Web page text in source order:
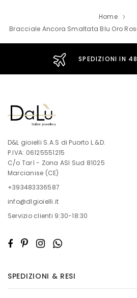
Home
Bracciale Ancora Smaltata Blu Oro
SPEDIZIONI IN
D&L gioielli S.A.S di Puorto L.&D.
P.IVA: 06125551215
C/o Tarì - Zona ASI Sud 81025
Marcianise (CE)
+393483336587
info@dlgioielli.it
Servizio clienti 9:30-18:30
SPEDIZIONI & RESI